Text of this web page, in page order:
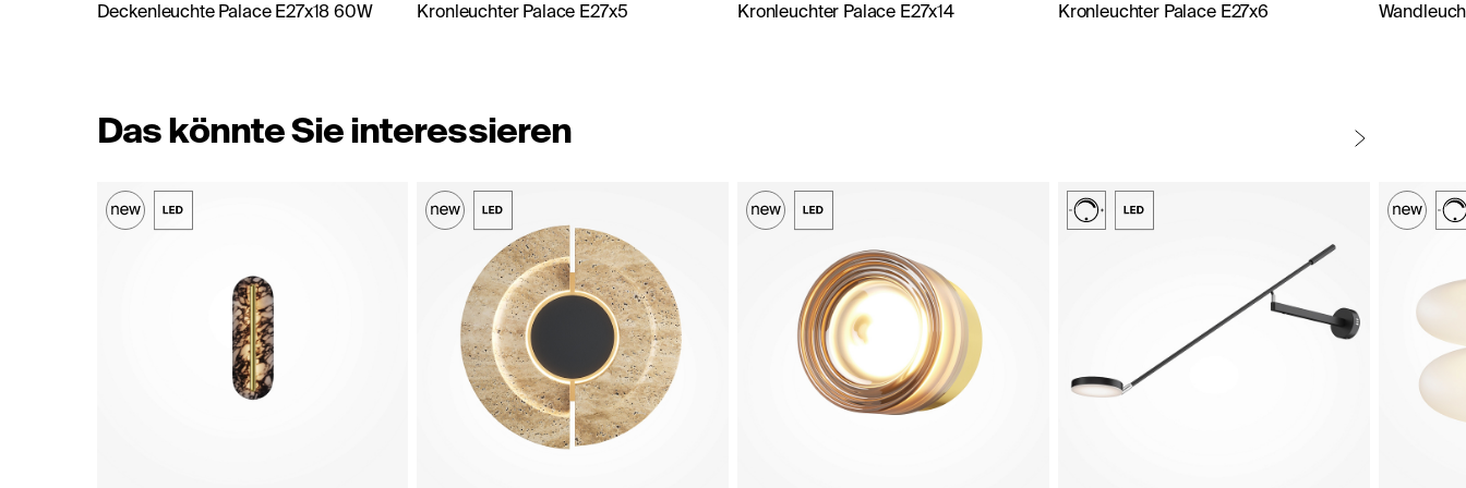
Deckenleuchte Palace E27x18 60W Kronleuchter Palace E27x5 Kronleuchter Palace E27x14 Kronleuchter Palace E27x6
Das könnte Sie interessieren